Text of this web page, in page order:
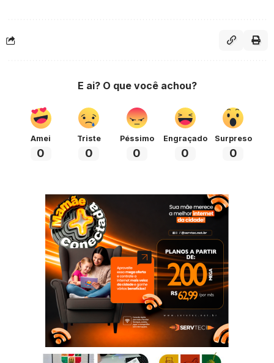
E ai? O que você achou?
Amei
0
Triste
0
Péssimo
0
Engraçado
0
Surpreso
0